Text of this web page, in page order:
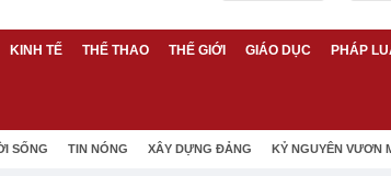
KINH TẾ THỂ THAO THẾ GIỚI GIÁO DỤC PHÁP
SỐNG TIN NÓNG XÂY DỰNG ĐẢNG KỶ NGUYÊN VƯƠN